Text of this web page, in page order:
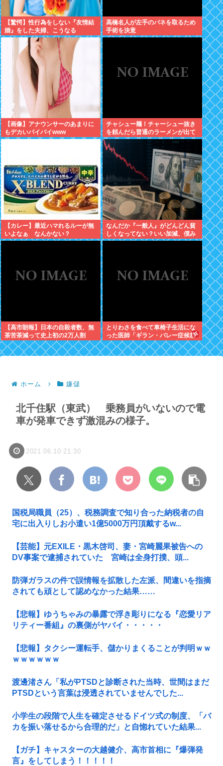
【驚愕】性行為をしない『友情結
婚』をした夫婦、こうなる
⇒･･･！！！
高橋名人が左手のバネを取るため
手術を決意
【画像】アナウンサーのあまりに
もデカいパイパイwww
チャシュー麺！チャーシュー抜き
を頼んだら普通のラーメンが出て
きたんだが、これっておかしくね
え？
【カレー】最近ハマれるルーが無
いよなぁ なんかない？
なんだか『一般人』がどんどん貧
しくなってない？いい加減、僕み
たいに副業したら？週に2日休む
【高市朗報】日本の自殺者数、無
茶苦茶減って史上初の2万人割
れ。無茶苦茶生きやすい国になっ
てる件www
とりわさを食べて車椅子生活にな
った医師「ギラン・バレー症候群
になって本当に絶望。死んだ方が
良かったと思った」
ホーム 嫌儲
北千住駅（東武） 乗務員がいないので電
車が発車できず激混みの様子。
2021.06.10 21:30
国税局職員（25）、税務調査で知り合った納税者の自
宅に出入りしお小遣い1億5000万円頂戴するw...
【芸能】元EXILE・黒木啓司、妻・宮崎麗果被告への
DV事案で逮捕されていた 宮崎は全身打撲、頭...
防弾ガラスの件で誤情報を拡散した左派、間違いを指摘
されても頑として認めなかった結果……
【悲報】ゆうちゃみの暴露で浮き彫りになる『恋愛リア
リティー番組』の裏側がヤバイ・・・・・
【悲報】タクシー運転手、儲かりまくることが判明ｗｗ
ｗｗｗｗｗｗ
渡邊渚さん「私がPTSDと診断された当時、世間はまだ
PTSDという言葉は浸透されていませんでした...
小学生の段階で人生を確定させるドイツ式の制度、「バ
カを振い落せるから合理的だ」と自惚れていた結果...
【ガチ】キャスターの大越健介、高市首相に『爆弾発
言』をしてしまう！！！！！